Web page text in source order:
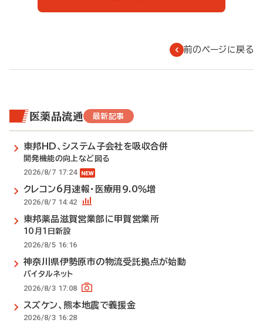
前のページに戻る
医薬品流通 最新記事
東邦HD、システム子会社を吸収合併
開発機能の向上など図る
2026/8/7 17:24
クレコン6月速報・医療用9.0％増
2026/8/7 14:42
東邦薬品滋賀営業部に甲賀営業所
10月1日新設
2026/8/5 16:16
神奈川県伊勢原市の物流受託拠点が始動
バイタルネット
2026/8/3 17:08
スズケン、熊本地震で義援金
2026/8/3 16:28